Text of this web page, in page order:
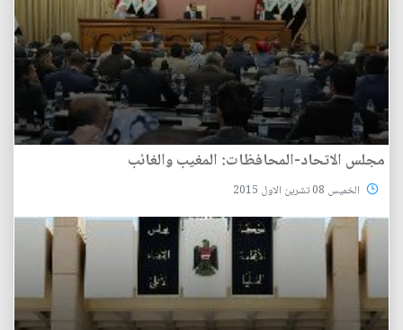
مجلس الاتحاد-المحافظات: المغيب والغائب
الخميس 08 تشرين الاول 2015